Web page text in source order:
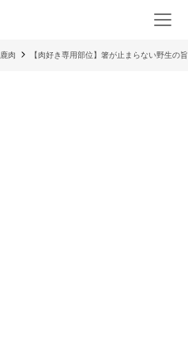
鹿肉 【肉好き専用部位】箸が止まらない野生